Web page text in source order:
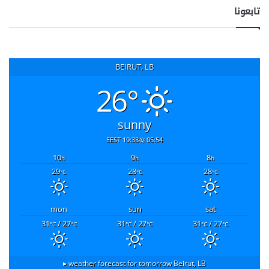
تابعونا
BEIRUT, LB
26°
sunny
05:54
19:33 EEST
8h
9h
10h
28°C
28°C
29°C
sat
sun
mon
31°C/ 27°C
31°C/ 27°C
31°C/ 27°C
Beirut, LB
weather forecast for tomorrow ▸